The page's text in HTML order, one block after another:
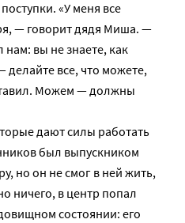
«У меня все
— говорит дядя Миша. —
вы не знаете, как
делайте все, что можете,
Можем — должны
дают силы работать
был выпускником
но он не смог в ней жить,
ничего, в центр попал
состоянии: его